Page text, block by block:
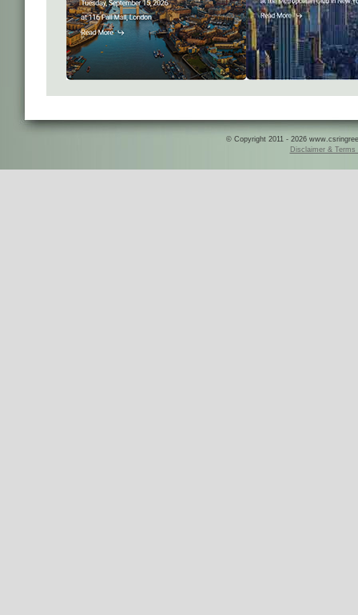
© Copyright 2011 - 2026
Disclaimer & Terms